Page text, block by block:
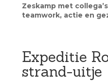
Zeskamp met
teamwork, actie en
Expeditie
strand-uitje